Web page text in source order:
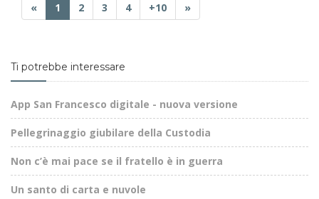
« 1 2 3 4 +10 »
Ti potrebbe interessare
App San Francesco digitale - nuova versione
Pellegrinaggio giubilare della Custodia
Non c’è mai pace se il fratello è in guerra
Un santo di carta e nuvole